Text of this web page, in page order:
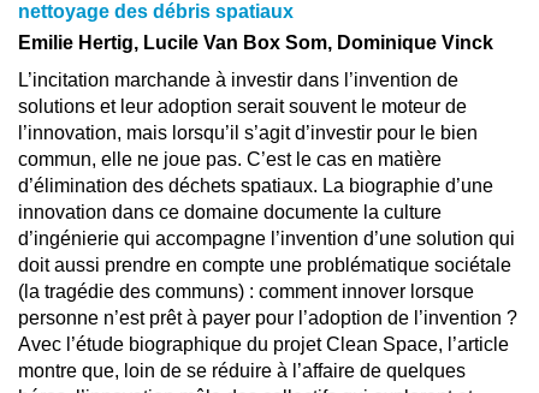
nettoyage des débris spatiaux
Emilie Hertig, Lucile Van Box Som, Dominique Vinck
L’incitation marchande à investir dans l’invention de
solutions et leur adoption serait souvent le moteur de
l’innovation, mais lorsqu’il s’agit d’investir pour le bien
commun, elle ne joue pas. C’est le cas en matière
d’élimination des déchets spatiaux. La biographie d’une
innovation dans ce domaine documente la culture
d’ingénierie qui accompagne l’invention d’une solution qui
doit aussi prendre en compte une problématique sociétale
(la tragédie des communs) : comment innover lorsque
personne n’est prêt à payer pour l’adoption de l’invention ?
Avec l’étude biographique du projet Clean Space, l’article
montre que, loin de se réduire à l’affaire de quelques